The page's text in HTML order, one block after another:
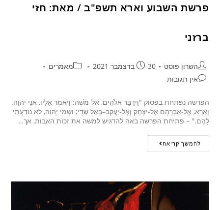
פרשת השבוע וארא תשפ"ב / מאת: חזי
ברזני
השרון פוסט 30 בדצמבר 2021
מאמרים
אין תגובות
הפרשה נפתחת בפסוק "וַיְדַבֵּר אֱלֹהִים, אֶל-מֹשֶׁה; וַיֹּאמֶר אֵלָיו, אֲנִי יְהוָה.
וָאֵרָא, אֶל-אַבְרָהָם אֶל-יִצְחָק וְאֶל-יַעֲקֹב–בְּאֵל שַׁדָּי; וּשְׁמִי יְהוָה, לֹא נוֹדַעְתִּי
לָהֶם." – פתיחת הפרשה באה להדגיש למשה את זכות האבות, אך…
להמשך קריאה